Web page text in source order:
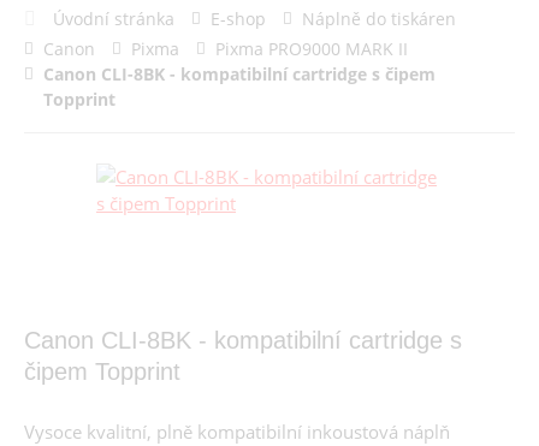
Úvodní stránka E-shop
Náplně do tiskáren
Canon
Pixma
Pixma PRO9000 MARK II
Canon CLI-8BK - kompatibilní cartridge s čipem
Topprint
Canon CLI-8BK - kompatibilní cartridge s
čipem Topprint
Vysoce kvalitní, plně kompatibilní inkoustová náplň